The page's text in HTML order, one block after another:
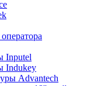
Inputel
Indukey
Advantech